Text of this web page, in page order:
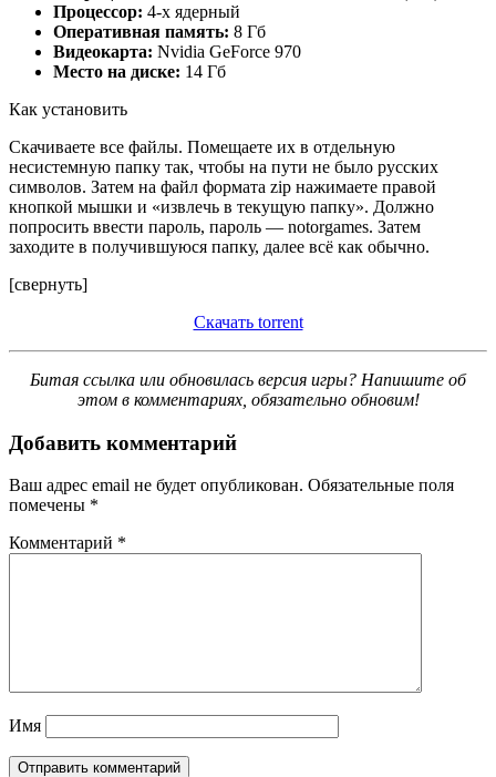
Процессор: 4-х ядерный
Оперативная память: 8 Гб
Видеокарта: Nvidia GeForce 970
Место на диске: 14 Гб
Как установить
Скачиваете все файлы. Помещаете их в отдельную
несистемную папку так, чтобы на пути не было русских
символов. Затем на файл формата zip нажимаете правой
кнопкой мышки и «извлечь в текущую папку». Должно
попросить ввести пароль, пароль — notorgames. Затем
заходите в получившуюся папку, далее всё как обычно.
[свернуть]
Скачать torrent
Битая ссылка или обновилась версия игры? Напишите об
этом в комментариях, обязательно обновим!
Добавить комментарий
Ваш адрес email не будет опубликован. Обязательные поля
помечены *
Комментарий *
Имя